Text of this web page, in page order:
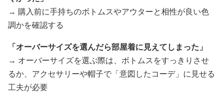
→ 購入前に手持ちのボトムスやアウターと相性が良い色
調かを確認する
「オーバーサイズを選んだら部屋着に見えてしまった」
→ オーバーサイズを選ぶ際は、ボトムスをすっきりさせ
るか、アクセサリーや帽子で「意図したコーデ」に見せる
工夫が必要